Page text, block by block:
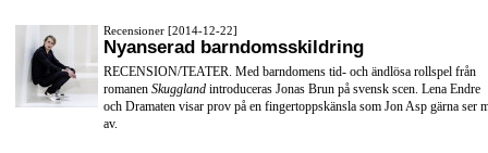
Recensioner [2014-12-22]
Nyanserad barndomsskildring
RECENSION/TEATER. Med barndomens tid- och ändlösa rollspel från
romanen Skuggland introduceras Jonas Brun på svensk scen. Lena Endre
och Dramaten visar prov på en fingertoppskänsla som Jon Asp gärna ser
av.